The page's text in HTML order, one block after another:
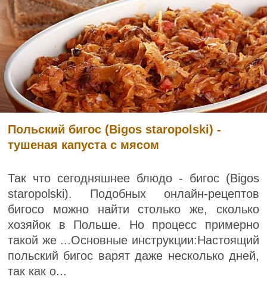
Польский бигос (Bigos staropolski) -
тушеная капуста с мясом
Так что сегодняшнее блюдо - бигос (Bigos
staropolski). Подобных онлайн-рецептов
бигосо можно найти столько же, сколько
хозяйок в Польше. Но процесс примерно
такой же ...Основные инструкции:Настоящий
польский бигос варят даже несколько дней,
так как о...